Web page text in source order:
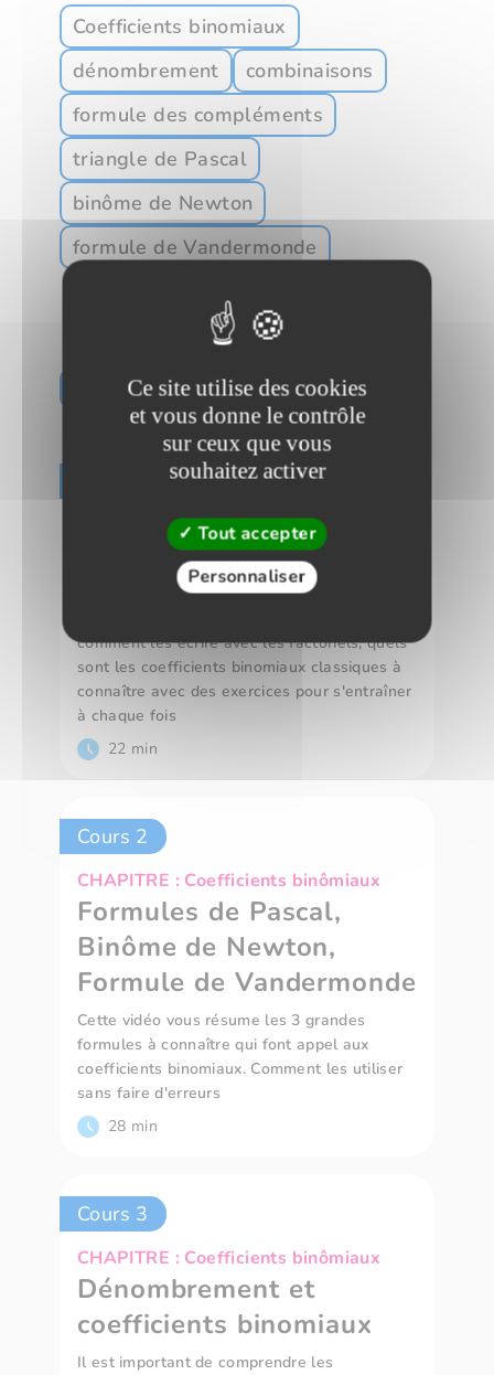
Coefficients binomiaux
dénombrement
combinaisons
formule des compléments
triangle de Pascal
binôme de Newton
formule de Vandermonde
Les vidéos du chapitre
CHAPITRE : Coefficients binômiaux
Définitions et propriétés
Ce cours pour vous résumer ce qu'il faut
comment les écrire avec les factoriels, quels
sont les coefficients binomiaux classiques à
connaître avec des exercices pour s'entraîner
à chaque fois
22 min
Cours 2
CHAPITRE : Coefficients binômiaux
Formules de Pascal,
Binôme de Newton,
Formule de Vandermonde
Cette vidéo vous résume les 3 grandes
formules à connaître qui font appel aux
coefficients binomiaux. Comment les utiliser
sans faire d'erreurs
28 min
Cours 3
CHAPITRE : Coefficients binômiaux
Dénombrement et
coefficients binomiaux
Il est important de comprendre les
Ce site utilise des cookies
et vous donne le contrôle
sur ceux que vous
souhaitez activer
Tout accepter
Personnaliser